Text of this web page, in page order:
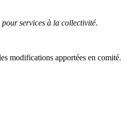
services à la collectivité.
modifications apportées en comité.